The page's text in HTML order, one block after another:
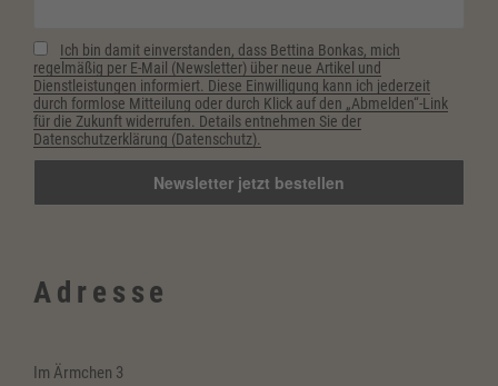
Ich bin damit einverstanden, dass Bettina Bonkas, mich
regelmäßig per E-Mail (Newsletter) über neue Artikel und
Dienstleistungen informiert. Diese Einwilligung kann ich jederzeit
durch formlose Mitteilung oder durch Klick auf den „Abmelden“-Link
für die Zukunft widerrufen. Details entnehmen Sie der
Datenschutzerklärung (Datenschutz).
Adresse
Im Ärmchen 3